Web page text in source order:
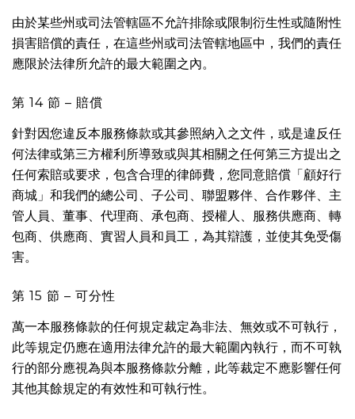
由於某些州或司法管轄區不允許排除或限制衍生性或隨附性
損害賠償的責任，在這些州或司法管轄地區中，我們的責任
應限於法律所允許的最大範圍之內。
第 14 節 – 賠償
針對因您違反本服務條款或其參照納入之文件，或是違反任
何法律或第三方權利所導致或與其相關之任何第三方提出之
任何索賠或要求，包含合理的律師費，您同意賠償「顧好行
商城」和我們的總公司、子公司、聯盟夥伴、合作夥伴、主
管人員、董事、代理商、承包商、授權人、服務供應商、轉
包商、供應商、實習人員和員工，為其辯護，並使其免受傷
害。
第 15 節 – 可分性
萬一本服務條款的任何規定裁定為非法、無效或不可執行，
此等規定仍應在適用法律允許的最大範圍內執行，而不可執
行的部分應視為與本服務條款分離，此等裁定不應影響任何
其他其餘規定的有效性和可執行性。